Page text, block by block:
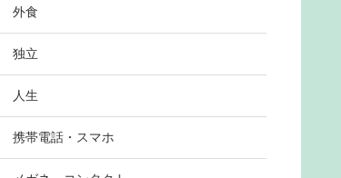
外食
独立
人生
携帯電話・スマホ